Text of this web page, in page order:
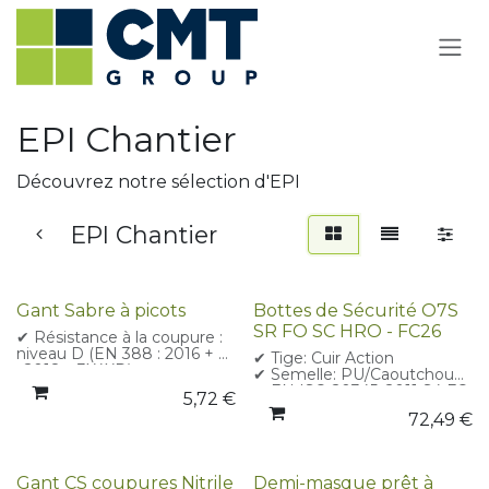
Se rendre au contenu
EPI Chantier
Découvrez notre sélection d'EPI
EPI Chantier
Gant Sabre à picots
✔ Résistance à la coupure :
niveau D (EN 388 : 2016 + A1
: 2018 – 3X4XD)
✔ Conformes à EN ISO
21420:2020 – Dextérité 4
une adhérence renforcée,
5,72 €
Bottes de Sécurité O7S
SR FO SC HRO - FC26
✔ Tige: Cuir Action
✔ Semelle: PU/Caoutchouc
✔ EN ISO 20345: 2011 S4 FO
CI SR
72,49 €
Gant CS coupures Nitrile
Demi-masque prêt à